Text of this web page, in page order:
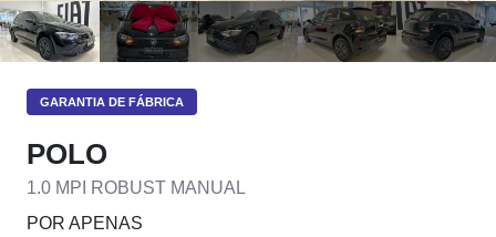
GARANTIA DE FÁBRICA
POLO
1.0 MPI ROBUST MANUAL
POR APENAS